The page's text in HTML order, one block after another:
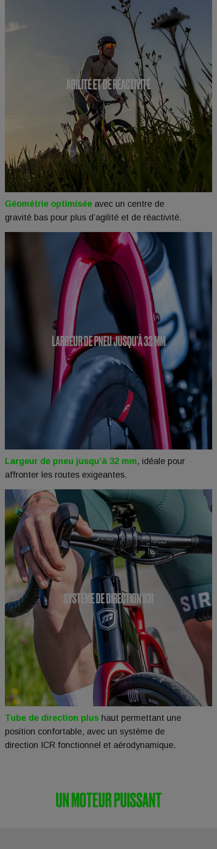
AGILITÉ ET DE RÉACTIVITÉ
Géométrie optimisée avec un centre de
gravité bas pour plus d’agilité et de réactivité.
LARGEUR DE PNEU JUSQU’À 32 MM
Largeur de pneu jusqu’à 32 mm, idéale pour
affronter les routes exigeantes.
SYSTÈME DE DIRECTION ICR
Tube de direction plus haut permettant une
position confortable, avec un système de
direction ICR fonctionnel et aérodynamique.
UN MOTEUR PUISSANT